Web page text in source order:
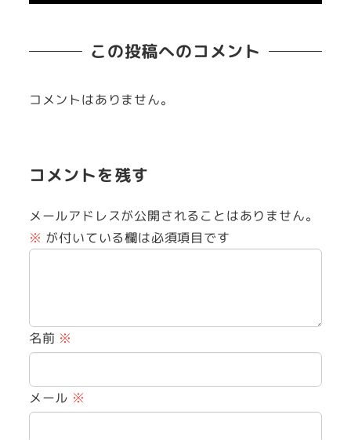
この投稿へのコメント
コメントはありません。
コメントを残す
メールアドレスが公開されることはありません。
※ が付いている欄は必須項目です
名前 ※
メール ※